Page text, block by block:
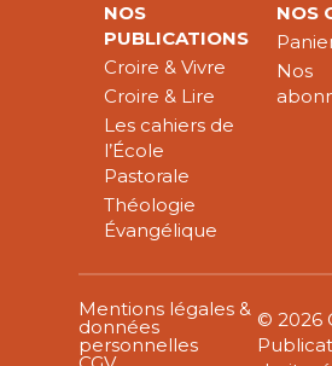
NOS
PUBLICATIONS
Croire & Vivre
Croire & Lire
Les cahiers de
l’École
Pastorale
Théologie
Évangélique
NOS
Nos
Mentions légales &
données
personnelles
© 2026